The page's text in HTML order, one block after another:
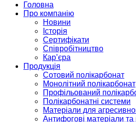
Головна
Про компанію
Новини
Історія
Сертифікати
Співробітництво
Кар’єра
Продукція
Сотовий полікарбонат
Монолітний полікарбонат
Профільований
Полікарбонатні системи
Матеріали для
Антифогові матеріали та